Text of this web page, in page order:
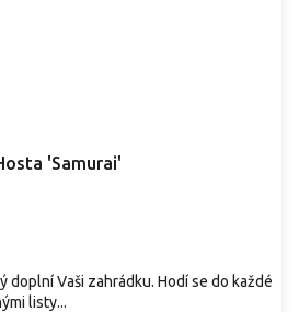
'Samurai'
doplní Vaši zahrádku. Hodí se do každé
listy...